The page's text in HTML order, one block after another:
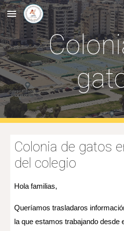
Skip to main content
Colonia de gatos
del colegio
Hola familias,
Queríamos trasladaros
la que estamos trabajando desde